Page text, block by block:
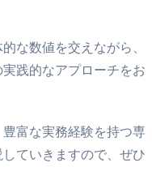
な数値を交えながら、
践的なアプローチをお
富な実務経験を持つ専
ていきますので、ぜひ